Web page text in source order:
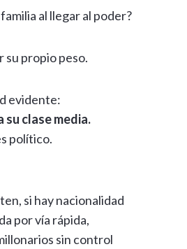
al llegar al poder?
su propio peso.
evidente:
su clase media.
político.
si hay nacionalidad
por vía rápida,
sin control